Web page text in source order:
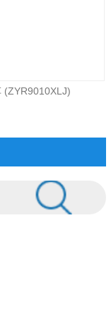
(ZYR9010XLJ)